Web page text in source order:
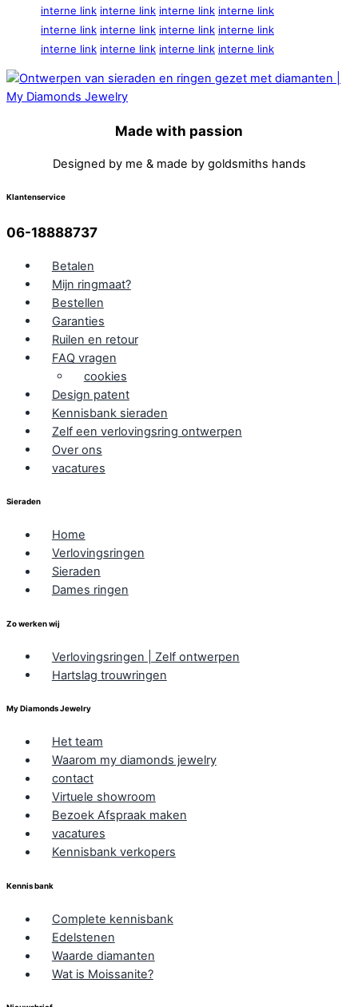
interne link interne link interne link interne link
interne link interne link interne link interne link
interne link interne link interne link interne link
Made with passion
Designed by me & made by goldsmiths hands
Klantenservice
06-18888737
Betalen
Mijn ringmaat?
Bestellen
Garanties
Ruilen en retour
FAQ vragen
cookies
Design patent
Kennisbank sieraden
Zelf een verlovingsring ontwerpen
Over ons
vacatures
Sieraden
Home
Verlovingsringen
Sieraden
Dames ringen
Zo werken wij
Verlovingsringen | Zelf ontwerpen
Hartslag trouwringen
My Diamonds Jewelry
Het team
Waarom my diamonds jewelry
contact
Virtuele showroom
Bezoek Afspraak maken
vacatures
Kennisbank verkopers
Kennis bank
Complete kennisbank
Edelstenen
Waarde diamanten
Wat is Moissanite?